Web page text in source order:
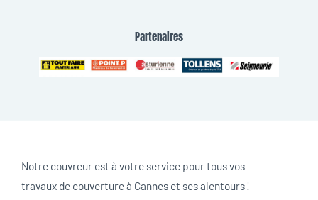
Partenaires
Notre couvreur est à votre service pour tous vos
travaux de couverture à Cannes et ses alentours !